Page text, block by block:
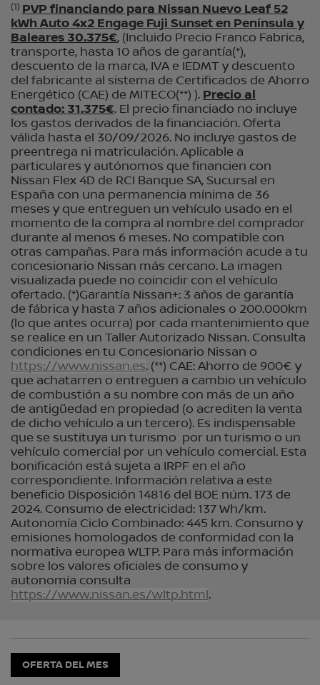
(1) PVP financiando para Nissan Nuevo Leaf 52
kWh Auto 4x2 Engage Fuji Sunset en Península y
Baleares 30.375€, (Incluido Precio Franco Fabrica,
transporte, hasta 10 años de garantía(*),
descuento de la marca, IVA e IEDMT y descuento
del fabricante al sistema de Certificados de Ahorro
Energético (CAE) de MITECO(**) ). Precio al
contado: 31.375€. El precio financiado no incluye
los gastos derivados de la financiación. Oferta
válida hasta el 30/09/2026. No incluye gastos de
preentrega ni matriculación. Aplicable a
particulares y autónomos que financien con
Nissan Flex 4D de RCI Banque SA, Sucursal en
España con una permanencia mínima de 36
meses y que entreguen un vehículo usado en el
momento de la compra al nombre del comprador
durante al menos 6 meses. No compatible con
otras campañas. Para más información acude a tu
concesionario Nissan más cercano. La imagen
visualizada puede no coincidir con el vehículo
ofertado. (*)Garantía Nissan+: 3 años de garantía
de fábrica y hasta 7 años adicionales o 200.000km
(lo que antes ocurra) por cada mantenimiento que
se realice en un Taller Autorizado Nissan. Consulta
condiciones en tu Concesionario Nissan o
https://www.nissan.es. (**) CAE: Ahorro de 900€ y
que achatarren o entreguen a cambio un vehículo
de combustión a su nombre con más de un año
de antigüedad en propiedad (o acrediten la venta
de dicho vehículo a un tercero). Es indispensable
que se sustituya un turismo por un turismo o un
vehículo comercial por un vehículo comercial. Esta
bonificación está sujeta a IRPF en el año
correspondiente. Información relativa a este
beneficio Disposición 14816 del BOE núm. 173 de
2024. Consumo de electricidad: 137 Wh/km.
Autonomía Ciclo Combinado: 445 km. Consumo y
emisiones homologados de conformidad con la
normativa europea WLTP. Para más información
sobre los valores oficiales de consumo y
autonomía consulta
https://www.nissan.es/wltp.html.
OFERTA DEL MES